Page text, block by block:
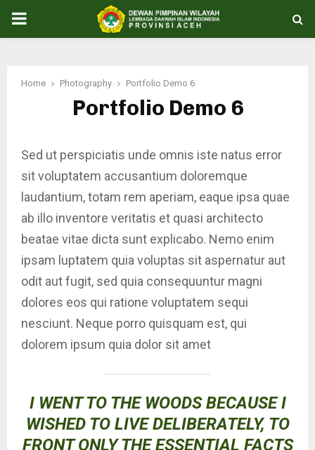
PRIMARY
Home Photography Portfolio Demo 6
Portfolio Demo 6
Sed ut perspiciatis unde omnis iste natus error
sit voluptatem accusantium doloremque
laudantium, totam rem aperiam, eaque ipsa quae
ab illo inventore veritatis et quasi architecto
beatae vitae dicta sunt explicabo. Nemo enim
ipsam luptatem quia voluptas sit aspernatur aut
odit aut fugit, sed quia consequuntur magni
dolores eos qui ratione voluptatem sequi
nesciunt. Neque porro quisquam est, qui
dolorem ipsum quia dolor sit amet
I WENT TO THE WOODS BECAUSE I
WISHED TO LIVE DELIBERATELY, TO
FRONT ONLY THE ESSENTIAL FACTS